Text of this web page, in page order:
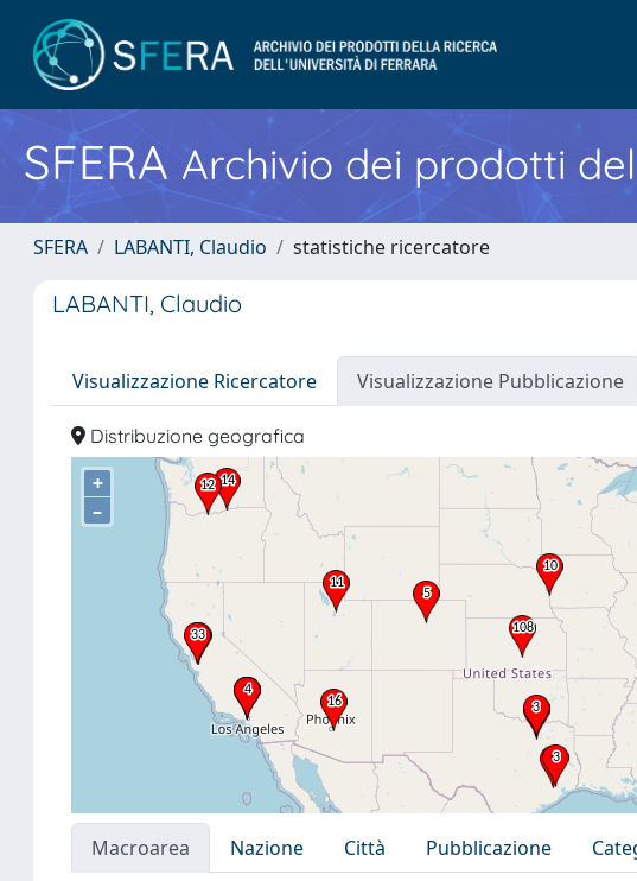
SFERA Archivio dei prodotti
SFERA LABANTI, Claudio statistiche ricercatore
LABANTI, Claudio
Visualizzazione Ricercatore Visualizzazione Pubblicazione
Distribuzione geografica
+
–
Macroarea Nazione Città Pubblicazione